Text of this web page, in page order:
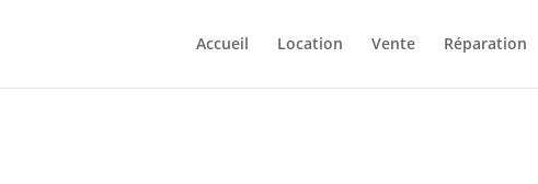
Accueil Location Vente Réparation